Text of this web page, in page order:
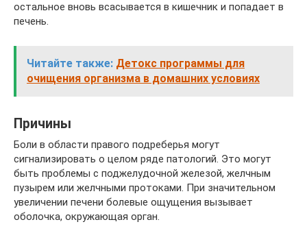
остальное вновь всасывается в кишечник и попадает в
печень.
Читайте также: Детокс программы для
очищения организма в домашних условиях
Причины
Боли в области правого подреберья могут
сигнализировать о целом ряде патологий. Это могут
быть проблемы с поджелудочной железой, желчным
пузырем или желчными протоками. При значительном
увеличении печени болевые ощущения вызывает
оболочка, окружающая орган.